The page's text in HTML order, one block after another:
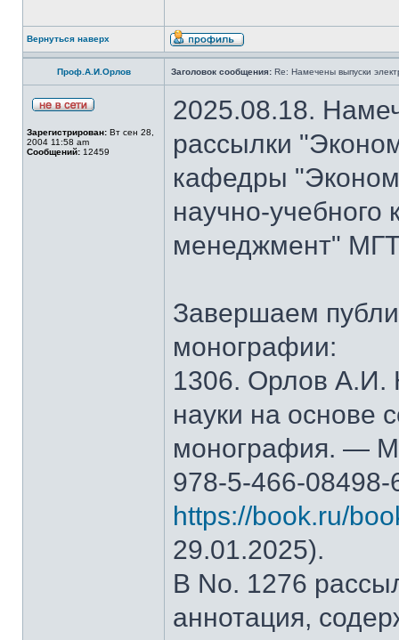
Вернуться наверх
Проф.А.И.Орлов Заголовок сообщения: Re: Намечены выпуски
Зарегистрирован: Вт сен 28,
2004 11:58 am
Сообщений: 12459
2025.08.18.
рассылки
кафедры
научно-
менеджмент"
Завершаем
монографии:
1306. Орлов А.И.
науки на основе
монография. —
978-5-466-
https://book.ru/
29.01.2025).
В No. 1276
аннотация,